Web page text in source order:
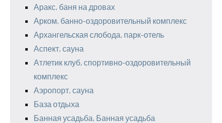
Аракс, баня на дровах
Арком, банно-оздоровительный комплекс
Архангельская слобода, парк-отель
Аспект, сауна
Атлетик клуб, спортивно-оздоровительный
комплекс
Аэропорт, сауна
База отдыха
Банная усадьба, Банная усадьба